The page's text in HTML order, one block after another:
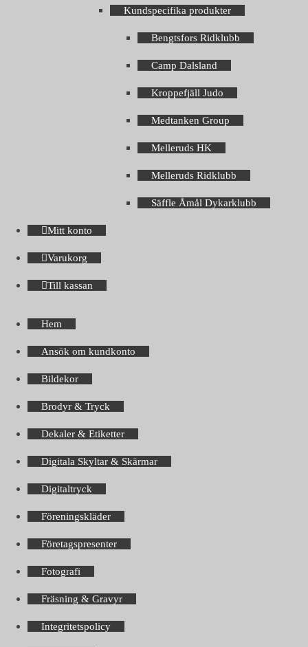
Kundspecifika produkter
Bengtsfors Ridklubb
Camp Dalsland
Kroppefjäll Judo
Medtanken Group
Melleruds HK
Melleruds Ridklubb
Säffle Åmål Dykarklubb
Mitt konto
Varukorg
Till kassan
Hem
Ansök om kundkonto
Bildekor
Brodyr & Tryck
Dekaler & Etiketter
Digitala Skyltar & Skärmar
Digitaltryck
Föreningskläder
Företagspresenter
Fotografi
Fräsning & Gravyr
Integritetspolicy